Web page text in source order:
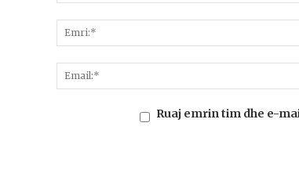
Ruaj emrin tim dhe e-